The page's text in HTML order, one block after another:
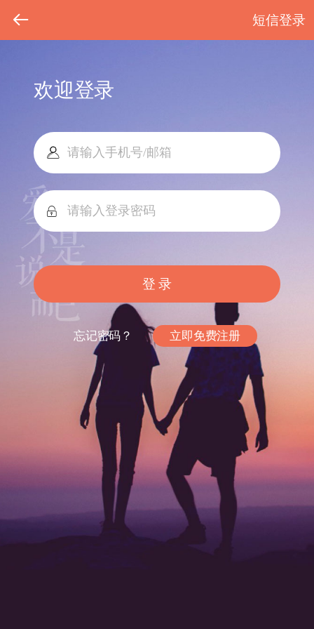
短信登录
欢迎登录
登 录
忘记密码？ 立即免费注册